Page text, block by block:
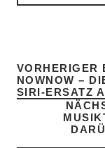
VORHERIGER
NOWNOW –
SIRI-ERSATZ